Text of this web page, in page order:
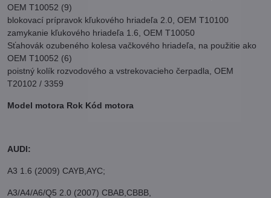
OEM T10052 (9)
blokovací prípravok kľukového hriadeľa 2.0, OEM T10100
zamykanie kľukového hriadeľa 1.6, OEM T10050
Sťahovák ozubeného kolesa vačkového hriadeľa, na použitie ako
OEM T10052 (6)
poistný kolík rozvodového a vstrekovacieho čerpadla, OEM
T20102 / 3359
Model motora Rok Kód motora
AUDI:
A3 1.6 (2009) CAYB,AYC;
A3/A4/A6/Q5 2.0 (2007) CBAB,CBBB,